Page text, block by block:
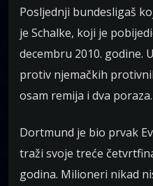
Posljednji bundesligaš
je Schalke, koji je
decembru 2010. godine.
protiv njemačkih
osam remija i dva poraza.
Dortmund je bio prvak
traži svoje treće
godina. Milioneri nikad